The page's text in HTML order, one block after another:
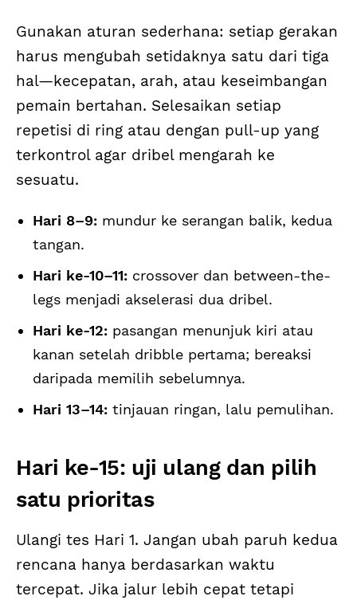
Gunakan aturan sederhana: setiap gerakan
harus mengubah setidaknya satu dari tiga
hal—kecepatan, arah, atau keseimbangan
pemain bertahan. Selesaikan setiap
repetisi di ring atau dengan pull-up yang
terkontrol agar dribel mengarah ke
sesuatu.
Hari 8–9:mundur ke serangan balik, kedua
tangan.
Hari ke-10–11:crossover dan between-the-
legs menjadi akselerasi dua dribel.
Hari ke-12:pasangan menunjuk kiri atau
kanan setelah dribble pertama; bereaksi
daripada memilih sebelumnya.
Hari 13–14:tinjauan ringan, lalu pemulihan.
Hari ke-15: uji ulang dan pilih
satu prioritas
Ulangi tes Hari 1. Jangan ubah paruh kedua
rencana hanya berdasarkan waktu
tercepat. Jika jalur lebih cepat tetapi